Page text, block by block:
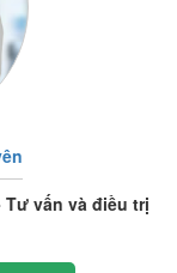
vấn và điều trị